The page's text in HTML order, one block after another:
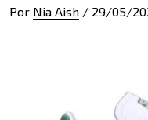
Por Nia Aish / 29/05/